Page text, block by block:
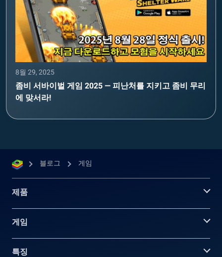
8월 29, 2025
좀비 서바이벌 게임 2025 — 피난처를 지키고 좀비 무리
에 맞서라!
블로그 게임
제품
게임
특징